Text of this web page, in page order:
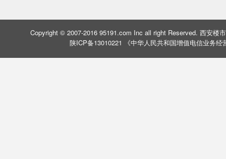
Copyright © 2007-2016 95191.com Inc all right Reserved. 西安楼
陕ICP备13010221 《中华人民共和国增值电信业务经